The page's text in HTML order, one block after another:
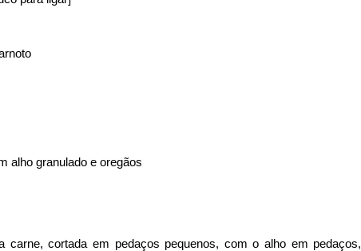
alho granulado e oregãos
carne, cortada em pedaços pequenos, com o alho em pedaços,